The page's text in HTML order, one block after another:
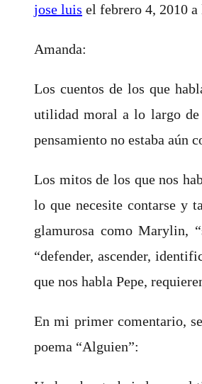
jose luis el febrero 4, 2010 a
Amanda:
Los cuentos de los que
utilidad moral a lo largo de
pensamiento no estaba aún
Los mitos de los que nos
lo que necesite contarse y
glamurosa como Marylin,
“defender, ascender,
que nos habla Pepe,
En mi primer comentario,
poema “Alguien”: